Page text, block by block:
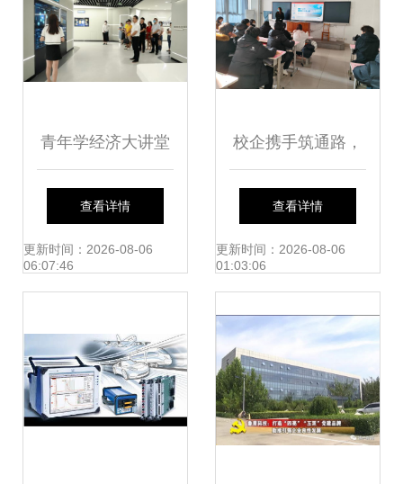
青年学经济大讲堂
第四期 5G发展趋
势及行业应用展望
询新视角
查看详情
更新时间：2026-08-06
06:07:46
校企携手筑通路，
职面未来启新程
—— 维安（山东）
利技师学院信息系
开展专场宣讲会
查看详情
更新时间：2026-08-06
01:03:06